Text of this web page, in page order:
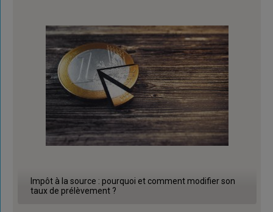
Impôt à la source : pourquoi et comment modifier son
taux de prélèvement ?